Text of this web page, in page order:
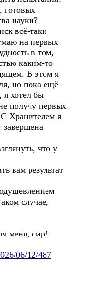
готовых
науки?
всё-таки
на первых
в том,
каким-то
В этом я
но пока ещё
я хотел бы
получу первых
С Хранителем я
завершена
что у
вам результат
случае,
меня, сир!
06/12/487